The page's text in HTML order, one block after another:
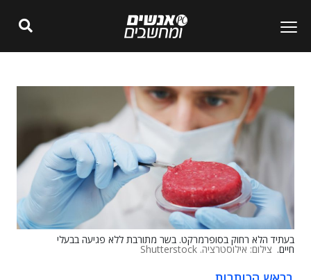
בעתיד הלא רחוק בסופרמרקט. בשר מתורבת ללא פגיעה בבעלי
חיים. צילום: אילוסטרציה. Shutterstock